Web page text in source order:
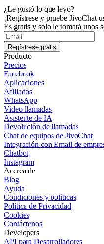
¿Le gustó lo que leyó?
¡Regístrese y pruebe JivoChat
Es gratis y solo le tomará unos
Regístrese gratis
Producto
Precios
Facebook
Aplicaciones
Afiliados
WhatsApp
Video llamadas
Asistente de IA
Devolución de llamadas
Chat de equipos de JivoChat
Integración con Email de
Chatbot
Instagram
Acerca de
Blog
Ayuda
Condiciones y políticas
Política de Privacidad
Cookies
Contáctenos
Developers
API para Desarrolladores